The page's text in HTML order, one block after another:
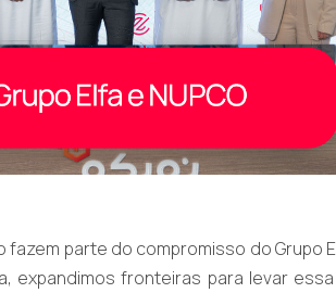
parte do compromisso do Grupo
expandimos fronteiras para levar